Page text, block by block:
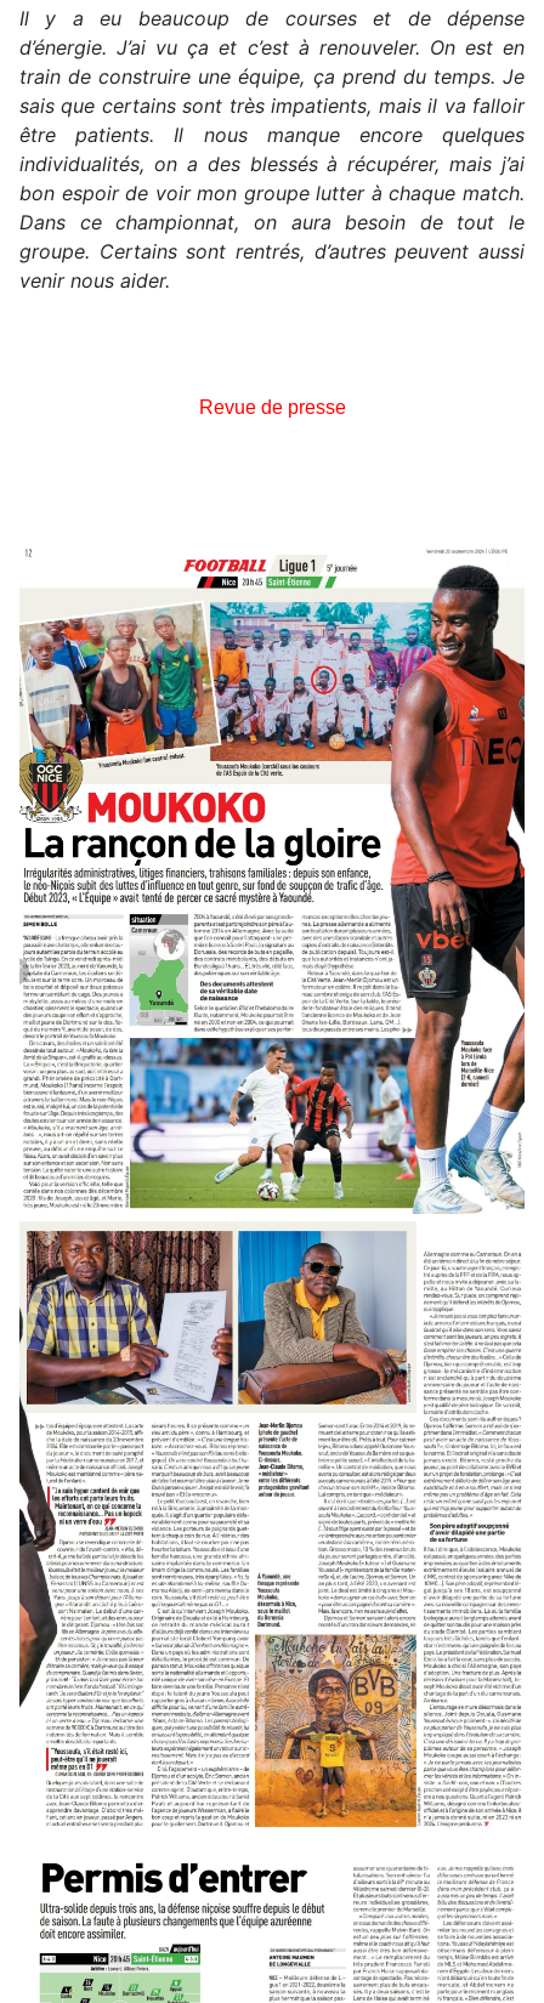
Il y a eu beaucoup de courses et de dépense
d’énergie. J’ai vu ça et c’est à renouveler. On est en
train de construire une équipe, ça prend du temps. Je
sais que certains sont très impatients, mais il va falloir
être patients. Il nous manque encore quelques
individualités, on a des blessés à récupérer, mais j’ai
bon espoir de voir mon groupe lutter à chaque match.
Dans ce championnat, on aura besoin de tout le
groupe. Certains sont rentrés, d’autres peuvent aussi
venir nous aider.
Revue de presse